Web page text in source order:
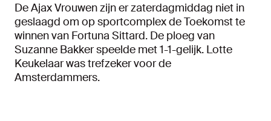
De Ajax Vrouwen zijn er zaterdagmiddag niet in
geslaagd om op sportcomplex de Toekomst te
winnen van Fortuna Sittard. De ploeg van
Suzanne Bakker speelde met 1-1-gelijk. Lotte
Keukelaar was trefzeker voor de
Amsterdammers.